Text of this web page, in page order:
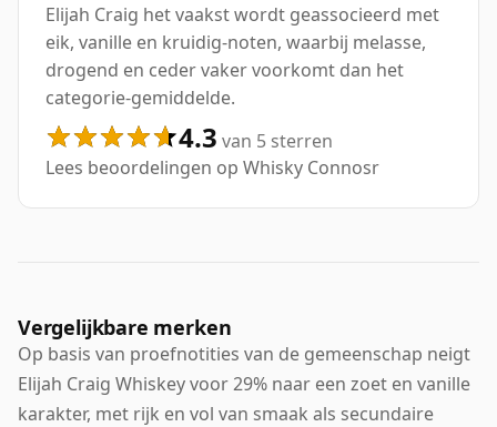
Elijah Craig het vaakst wordt geassocieerd met
eik, vanille en kruidig-noten, waarbij melasse,
drogend en ceder vaker voorkomt dan het
categorie-gemiddelde.
4.3 van 5 sterren
Lees beoordelingen op Whisky Connosr
Vergelijkbare merken
Op basis van proefnotities van de gemeenschap neigt
Elijah Craig Whiskey voor 29% naar een zoet en vanille
karakter, met rijk en vol van smaak als secundaire